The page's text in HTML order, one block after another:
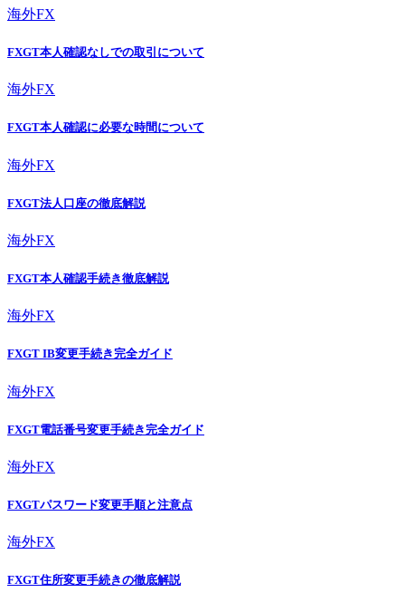
海外FX
FXGT本人確認なしでの取引について
海外FX
FXGT本人確認に必要な時間について
海外FX
FXGT法人口座の徹底解説
海外FX
FXGT本人確認手続き徹底解説
海外FX
FXGT IB変更手続き完全ガイド
海外FX
FXGT電話番号変更手続き完全ガイド
海外FX
FXGTパスワード変更手順と注意点
海外FX
FXGT住所変更手続きの徹底解説